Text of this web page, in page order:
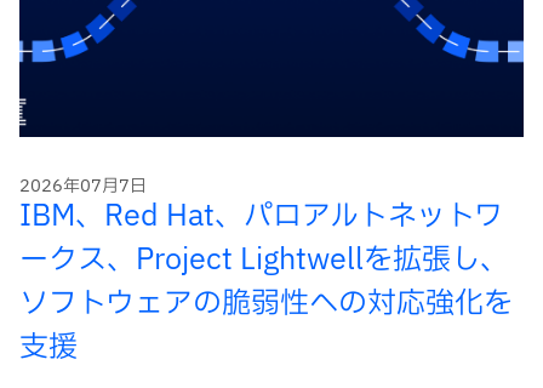
2026年07月7日
IBM、Red Hat、パロアルトネットワ
ークス、Project Lightwellを拡張し、
ソフトウェアの脆弱性への対応強化を
支援